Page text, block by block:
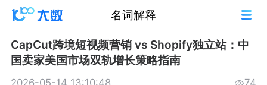
名词解释
CapCut跨境短视频营销 vs Shopify独立站：中
国卖家美国市场双轨增长策略指南